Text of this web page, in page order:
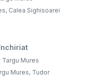
Calea Sighisoarei
Mures
Mures, Tudor